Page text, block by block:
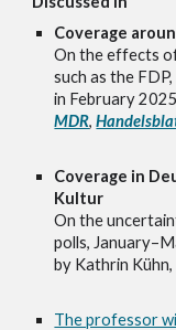
Coverage
On the effects
such as the
in February
MDR,
Coverage in
Kultur
On the
polls,
by Kathrin Kühn,
The professor